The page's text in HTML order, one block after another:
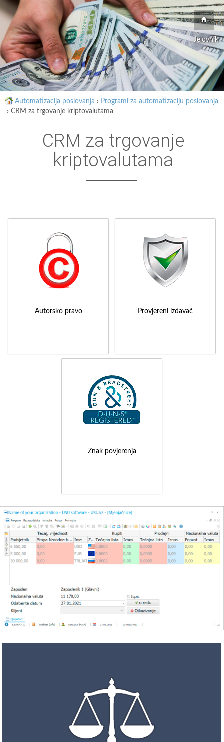
Jelovnik
Automatizacija poslovanja › Programi za automatizaciju poslovanja
› CRM za trgovanje kriptovalutama
CRM za trgovanje
kriptovalutama
Autorsko pravo Provjereni izdavač
Znak povjerenja